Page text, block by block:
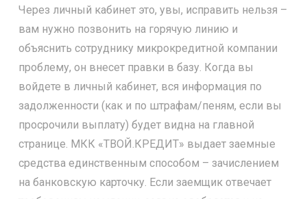
Через личный кабинет это, увы, исправить нельзя –
вам нужно позвонить на горячую линию и
объяснить сотруднику микрокредитной компании
проблему, он внесет правки в базу. Когда вы
войдете в личный кабинет, вся информация по
задолженности (как и по штрафам/пеням, если вы
просрочили выплату) будет видна на главной
странице. МКК «ТВОЙ.КРЕДИТ» выдает заемные
средства единственным способом – зачислением
на банковскую карточку. Если заемщик отвечает